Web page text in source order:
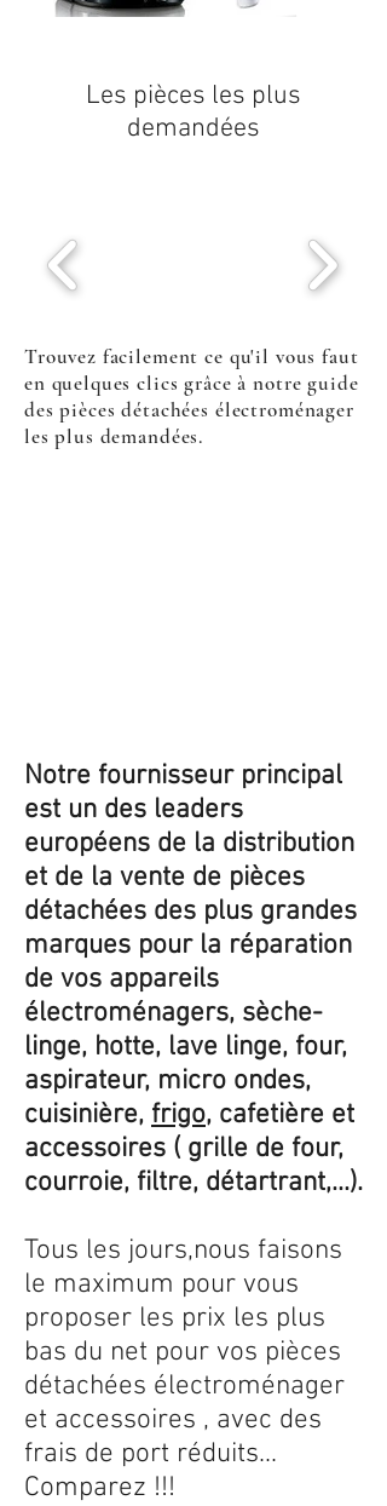
Les pièces les plus
demandées
Trouvez facilement ce qu'il vous faut
en quelques clics grâce à notre guide
des pièces détachées électroménager
les plus demandées.
Notre fournisseur principal
est un des leaders
européens de la distribution
et de la vente de pièces
détachées des plus grandes
marques pour la réparation
de vos appareils
électroménagers, sèche-
linge, hotte, lave linge, four,
aspirateur, micro ondes,
cuisinière, frigo, cafetière et
accessoires ( grille de four,
courroie, filtre, détartrant,...).
Tous les jours,nous faisons
le maximum pour vous
proposer les prix les plus
bas du net pour vos pièces
détachées électroménager
et accessoires , avec des
frais de port réduits...
Comparez !!!